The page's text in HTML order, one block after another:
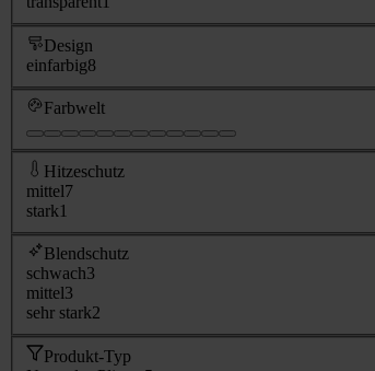
Design
einfarbig8
Farbwelt
Hitzeschutz
mittel7
stark1
Blendschutz
schwach3
mittel3
sehr stark2
Produkt-Typ